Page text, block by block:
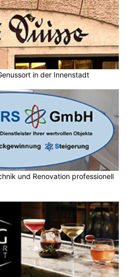
in der Innenstadt
und Renovation professionell